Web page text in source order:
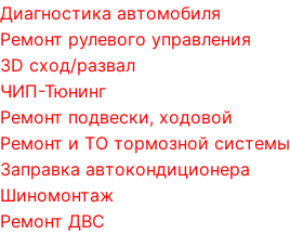
Диагностика автомобиля
Ремонт рулевого управления
3D сход/развал
ЧИП-Тюнинг
Ремонт подвески, ходовой
Ремонт и ТО тормозной системы
Заправка автокондиционера
Шиномонтаж
Ремонт ДВС